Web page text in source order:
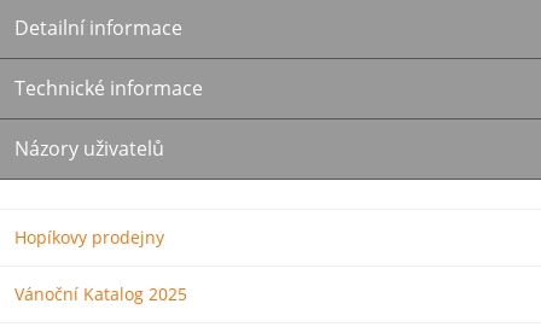
Detailní informace
Technické informace
Názory uživatelů
Hopíkovy prodejny
Vánoční Katalog 2025